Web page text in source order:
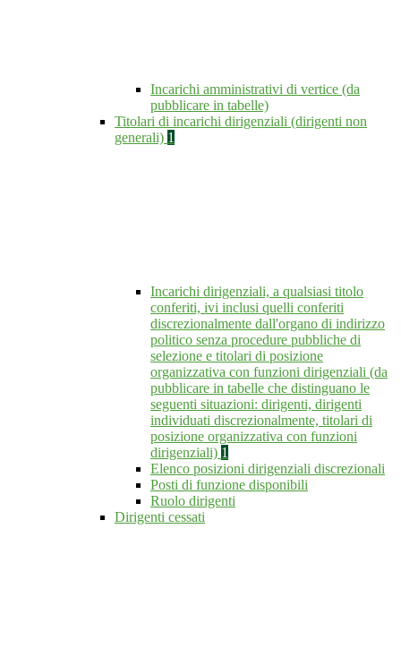
Incarichi amministrativi di vertice (da
pubblicare in tabelle)
Titolari di incarichi dirigenziali (dirigenti non
generali) 1
Incarichi dirigenziali, a qualsiasi titolo
conferiti, ivi inclusi quelli conferiti
discrezionalmente dall'organo di indirizzo
politico senza procedure pubbliche di
selezione e titolari di posizione
organizzativa con funzioni dirigenziali (da
pubblicare in tabelle che distinguano le
seguenti situazioni: dirigenti, dirigenti
individuati discrezionalmente, titolari di
posizione organizzativa con funzioni
dirigenziali) 1
Elenco posizioni dirigenziali discrezionali
Posti di funzione disponibili
Ruolo dirigenti
Dirigenti cessati